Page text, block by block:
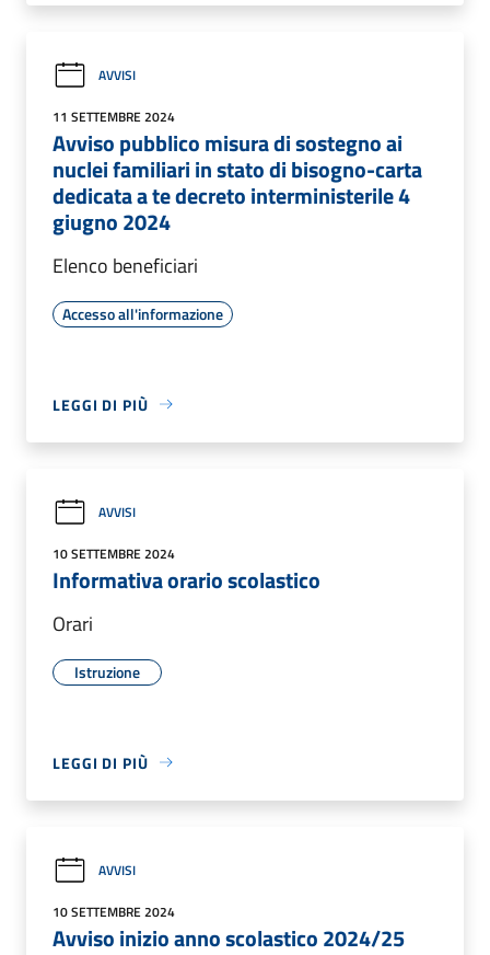
AVVISI
11 SETTEMBRE 2024
Avviso pubblico misura di sostegno ai
nuclei familiari in stato di bisogno-carta
dedicata a te decreto interministerile 4
giugno 2024
Elenco beneficiari
Accesso all'informazione
LEGGI DI PIÙ
AVVISI
10 SETTEMBRE 2024
Informativa orario scolastico
Orari
Istruzione
LEGGI DI PIÙ
AVVISI
10 SETTEMBRE 2024
Avviso inizio anno scolastico 2024/25